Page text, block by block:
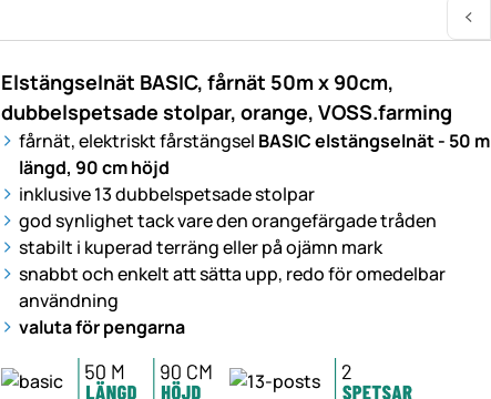
Elstängselnät BASIC, fårnät 50m x 90cm,
dubbelspetsade stolpar, orange, VOSS.farming
fårnät, elektriskt fårstängsel BASIC elstängselnät - 50 m
längd, 90 cm höjd
inklusive 13 dubbelspetsade stolpar
god synlighet tack vare den orangefärgade tråden
stabilt i kuperad terräng eller på ojämn mark
snabbt och enkelt att sätta upp, redo för omedelbar
användning
valuta för pengarna